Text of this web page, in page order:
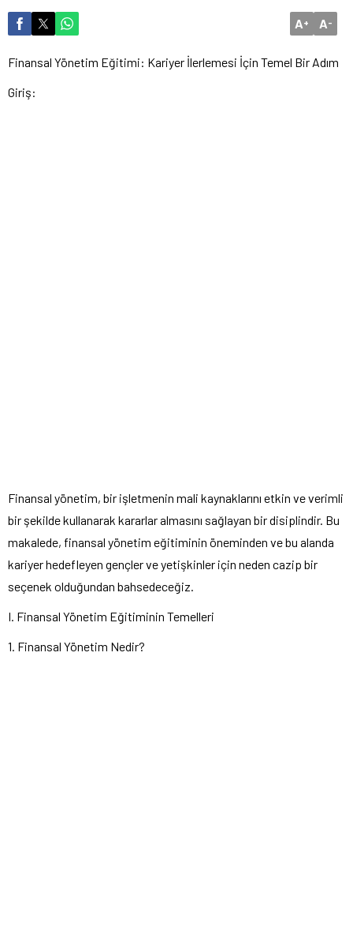
A+ A-
Finansal Yönetim Eğitimi: Kariyer İlerlemesi İçin Temel Bir Adım
Giriş:
Finansal yönetim, bir işletmenin mali kaynaklarını etkin ve verimli
bir şekilde kullanarak kararlar almasını sağlayan bir disiplindir. Bu
makalede, finansal yönetim eğitiminin öneminden ve bu alanda
kariyer hedefleyen gençler ve yetişkinler için neden cazip bir
seçenek olduğundan bahsedeceğiz.
I. Finansal Yönetim Eğitiminin Temelleri
1. Finansal Yönetim Nedir?